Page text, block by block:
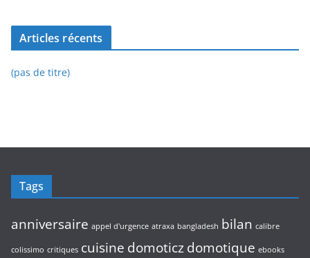
Articles récents
(pas de titre)
Tags
anniversaire appel d'urgence atraxa bangladesh bilan calibre
colissimo critiques cuisine domoticzdomotique ebooks